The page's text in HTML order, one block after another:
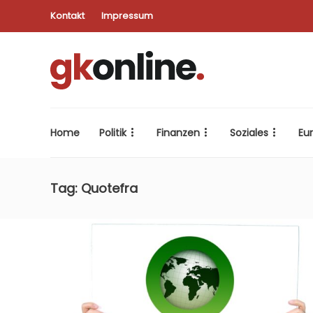
Kontakt Impressum
Home Politik Finanzen Soziales
Tag: Quotefra